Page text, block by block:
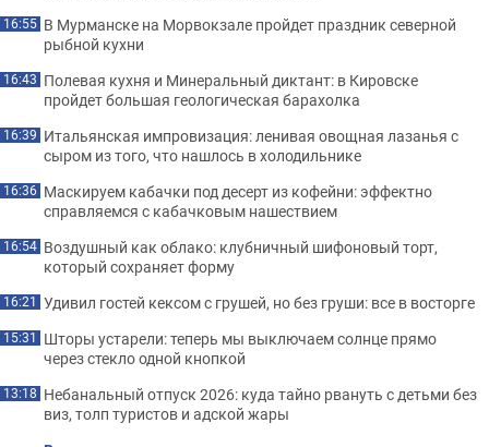
16:55 В Мурманске на Морвокзале пройдет праздник северной
рыбной кухни
16:43 Полевая кухня и Минеральный диктант: в Кировске
пройдет большая геологическая барахолка
16:39 Итальянская импровизация: ленивая овощная лазанья с
сыром из того, что нашлось в холодильнике
16:36 Маскируем кабачки под десерт из кофейни: эффектно
справляемся с кабачковым нашествием
16:54 Воздушный как облако: клубничный шифоновый торт,
который сохраняет форму
16:21 Удивил гостей кексом с грушей, но без груши: все в восторге
15:31 Шторы устарели: теперь мы выключаем солнце прямо
через стекло одной кнопкой
13:18 Небанальный отпуск 2026: куда тайно рвануть с детьми без
виз, толп туристов и адской жары